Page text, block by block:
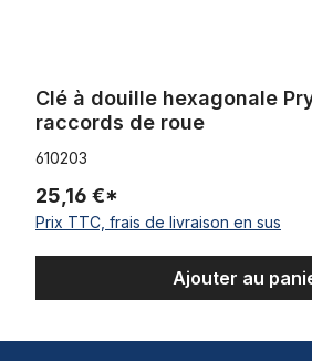
Clé à douille hexagonale
raccords de roue
610203
25,16 €*
Prix TTC, frais de livraison en sus
Ajouter au